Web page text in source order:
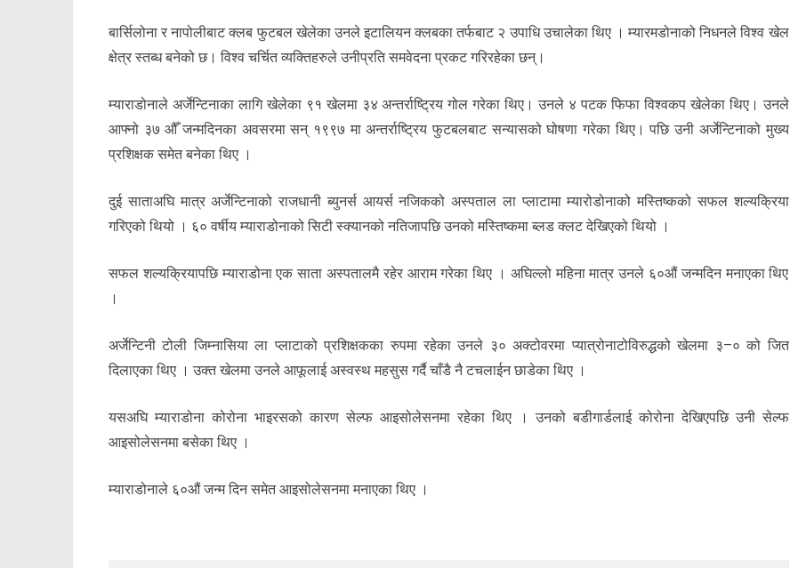
बार्सिलोना र नापोलीबाट क्लब फुटबल खेलेका उनले इटालियन क्लबका तर्फबाट २ उपाधि उचालेका थिए । म्यारमडोनाको निधनले विश्व खेल
क्षेत्र स्तब्ध बनेको छ। विश्व चर्चित व्यक्तिहरुले उनीप्रति समवेदना प्रकट गरिरहेका छन्।
म्याराडोनाले अर्जेन्टिनाका लागि खेलेका ९१ खेलमा ३४ अन्तर्राष्ट्रिय गोल गरेका थिए। उनले ४ पटक फिफा विश्वकप खेलेका थिए। उनले
आफ्नो ३७ औँ जन्मदिनका अवसरमा सन् १९९७ मा अन्तर्राष्ट्रिय फुटबलबाट सन्यासको घोषणा गरेका थिए। पछि उनी अर्जेन्टिनाको मुख्य
प्रशिक्षक समेत बनेका थिए ।
दुई साताअघि मात्र अर्जेन्टिनाको राजधानी ब्युनर्स आयर्स नजिकको अस्पताल ला प्लाटामा म्यारोडोनाको मस्तिष्कको सफल शल्यक्रिया
गरिएको थियो । ६० वर्षीय म्याराडोनाको सिटी स्क्यानको नतिजापछि उनको मस्तिष्कमा ब्लड क्लट देखिएको थियो ।
सफल शल्यक्रियापछि म्याराडोना एक साता अस्पतालमै रहेर आराम गरेका थिए । अघिल्लो महिना मात्र उनले ६०औं जन्मदिन मनाएका थिए
।
अर्जेन्टिनी टोली जिम्नासिया ला प्लाटाको प्रशिक्षकका रुपमा रहेका उनले ३० अक्टोवरमा प्यात्रोनाटोविरुद्धको खेलमा ३–० को जित
दिलाएका थिए । उक्त खेलमा उनले आफूलाई अस्वस्थ महसुस गर्दै चाँडै नै टचलाईन छाडेका थिए ।
यसअघि म्याराडोना कोरोना भाइरसको कारण सेल्फ आइसोलेसनमा रहेका थिए । उनको बडीगार्डलाई कोरोना देखिएपछि उनी सेल्फ
आइसोलेसनमा बसेका थिए ।
म्याराडोनाले ६०औं जन्म दिन समेत आइसोलेसनमा मनाएका थिए ।